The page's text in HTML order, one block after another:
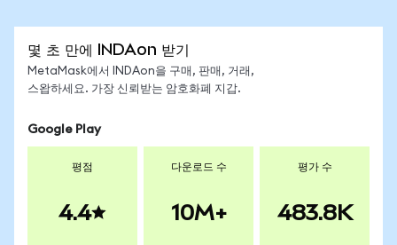
몇 초 만에 INDAon 받기
MetaMask에서 INDAon을 구매, 판매, 거래,
스왑하세요. 가장 신뢰받는 암호화폐 지갑.
Google Play
평점
4.4
다운로드 수
10M+
평가 수
483.8K